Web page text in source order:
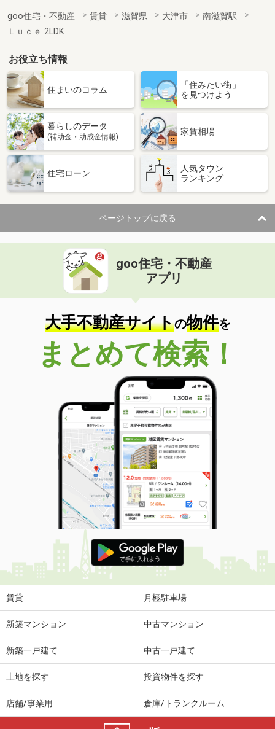
goo住宅・不動産 賃貸 滋賀県 大津市
南滋賀駅
Ｌｕｃｅ 2LDK
お役立ち情報
住まいのコラム
「住みたい街」
を見つけよう
暮らしのデータ
(補助金・助成金情報)
家賃相場
住宅ローン
人気タウン
ランキング
ページトップに戻る
goo住宅・不動産
アプリ
大手不動産サイトの物件を
まとめて検索！
賃貸 月極駐車場
新築マンション 中古マンション
新築一戸建て 中古一戸建て
土地を探す 投資物件を探す
店舗/事業用 倉庫/トランクルーム